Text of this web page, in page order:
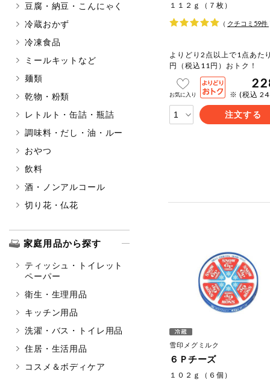
豆腐・納豆・こんにゃく
冷蔵おかず
冷凍食品
ミールキットなど
麺類
乾物・粉類
レトルト・缶詰・瓶詰
調味料・だし・油・ルー
おやつ
飲料
酒・ノンアルコール
切り花・仏花
家庭用品から探す
ティッシュ・トイレット
ペーパー
衛生・生理用品
キッチン用品
洗濯・バス・トイレ用品
住居・生活用品
コスメ＆ボディケア
１１２ｇ（７枚）
（ クチコミ 59件
よりどり2点以上で1点あた
円（税込11円）おトク！
お気に入り ※ (税込
注文する
雪印メグミルク
６Ｐチーズ
１０２ｇ（６個）